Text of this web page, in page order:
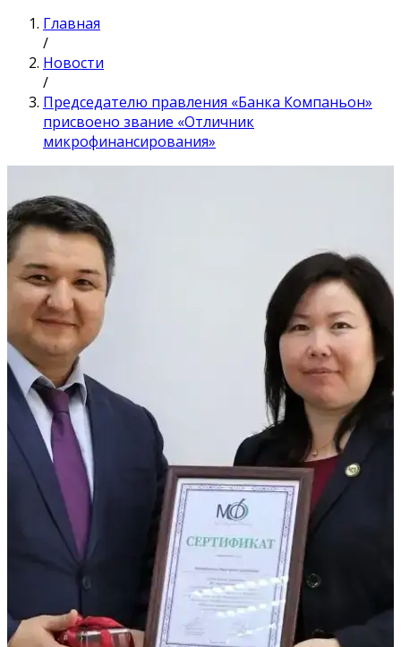
Главная
/
Новости
/
Председателю правления «Банка Компаньон»
присвоено звание «Отличник
микрофинансирования»